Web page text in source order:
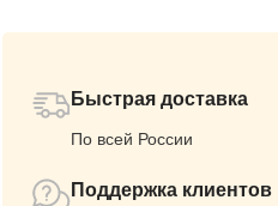
Быстрая доставка
По всей России
Поддержка клиентов